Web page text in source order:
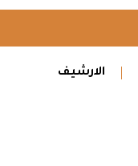
الارشيف